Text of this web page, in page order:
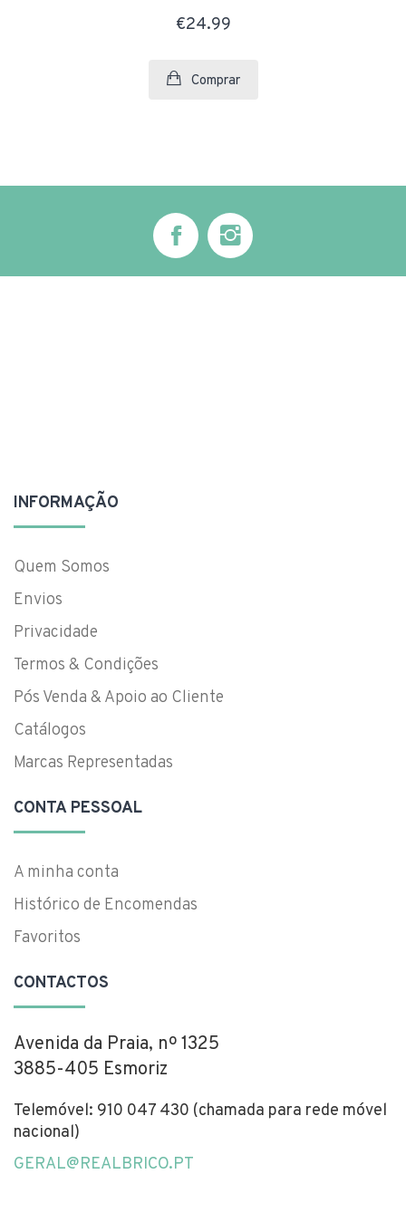
€24.99
Comprar
INFORMAÇÃO
Quem Somos
Envios
Privacidade
Termos & Condições
Pós Venda & Apoio ao Cliente
Catálogos
Marcas Representadas
CONTA PESSOAL
A minha conta
Histórico de Encomendas
Favoritos
CONTACTOS
Avenida da Praia, nº 1325
3885-405 Esmoriz
Telemóvel: 910 047 430 (chamada para rede móvel
nacional)
GERAL@REALBRICO.PT